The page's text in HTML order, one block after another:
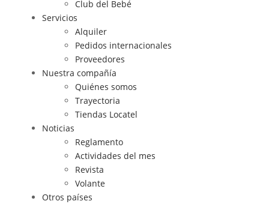
Club del Bebé
Servicios
Alquiler
Pedidos internacionales
Proveedores
Nuestra compañía
Quiénes somos
Trayectoria
Tiendas Locatel
Noticias
Reglamento
Actividades del mes
Revista
Volante
Otros países